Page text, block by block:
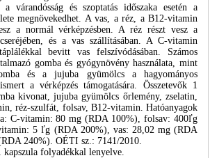
várandósság és szoptatás időszaka esetén a
megnövekedhet. A vas, a réz, a B12-vitamin
a normál vérképzésben. A réz részt vesz a
és a vas szállításában. A C-vitamin
bevitt vas felszívódásában. Számos
gomba és gyógynövény használata, mint
és a jujuba gyümölcs a hagyományos
a vérképzés támogatására. Összetevők 1
kivonat, jujuba gyümölcs őrlemény, zselatin,
réz-szulfát, folsav, B12-vitamin. Hatóanyagok
C-vitamin: 80 mg (RDA 100%), folsav: 400ľg
5 ľg (RDA 200%), vas: 28,02 mg (RDA
240%). OÉTI sz.: 7141/2010.
folyadékkal lenyelve.